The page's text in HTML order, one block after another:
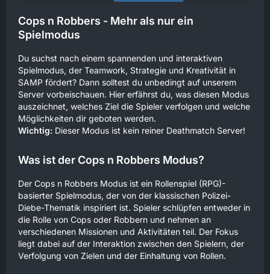
Cops n Robbers - Mehr als nur ein
Spielmodus
Du suchst nach einem spannenden und interaktiven
Spielmodus, der Teamwork, Strategie und Kreativität in
SAMP fördert? Dann solltest du unbedingt auf unserem
Server vorbeischauen. Hier erfährst du, was diesen Modus
auszeichnet, welches Ziel die Spieler verfolgen und welche
Möglichkeiten dir geboten werden.
Wichtig: Dieser Modus ist kein reiner Deathmatch Server!
Was ist der Cops n Robbers Modus?
Der Cops n Robbers Modus ist ein Rollenspiel (RPG)-
basierter Spielmodus, der von der klassischen Polizei-
Diebe-Thematik inspiriert ist. Spieler schlüpfen entweder in
die Rolle von Cops oder Robbern und nehmen an
verschiedenen Missionen und Aktivitäten teil. Der Fokus
liegt dabei auf der Interaktion zwischen den Spielern, der
Verfolgung von Zielen und der Einhaltung von Rollen.